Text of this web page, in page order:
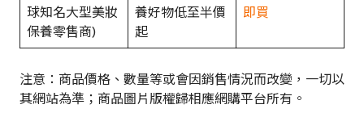
球知名大型美妝
保養零售商)
養好物低至半價
起
即買
注意：商品價格、數量等或會因銷售情況而改變，一切以
其網站為準；商品圖片版權歸相應網購平台所有。